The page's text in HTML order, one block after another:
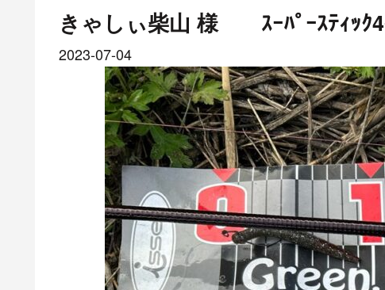
きゃしぃ柴山 様 ｽｰﾊﾟｰｽﾃｨｯｸ4
2023-07-04